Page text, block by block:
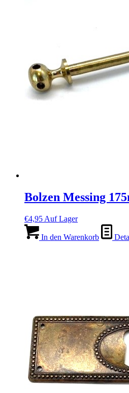
Bolzen Messing
€4,95 Auf Lager
In den Warenkorb